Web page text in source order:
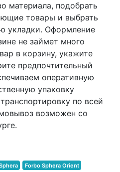
материала, подобрать
товары и выбрать
укладки. Оформление
не займет много
в корзину, укажите
предпочтительный
оперативную
упаковку
по всей
возможен со
Forbo Sphera Orient